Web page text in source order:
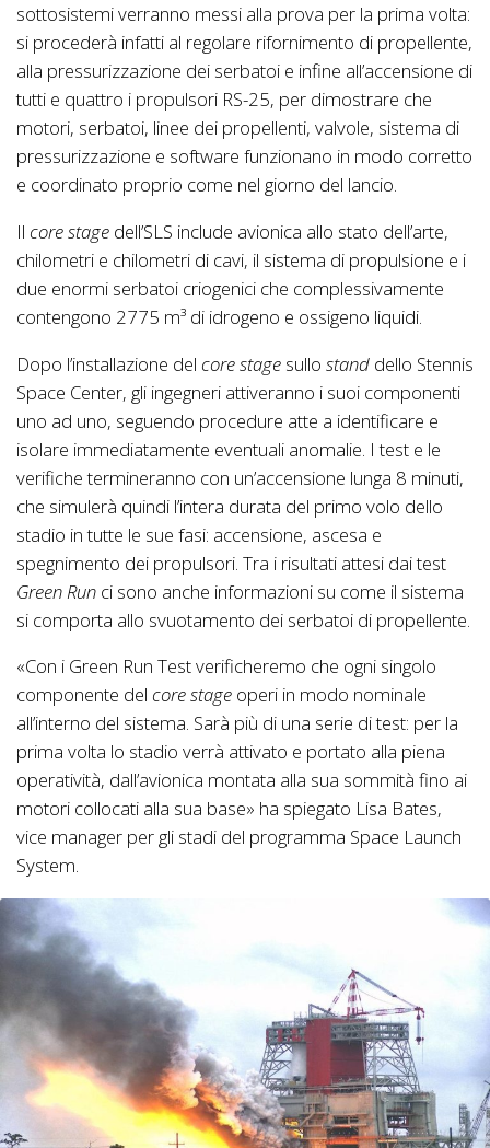
sottosistemi verranno messi alla prova per la prima volta:
si procederà infatti al regolare rifornimento di propellente,
alla pressurizzazione dei serbatoi e infine all’accensione di
tutti e quattro i propulsori RS-25, per dimostrare che
motori, serbatoi, linee dei propellenti, valvole, sistema di
pressurizzazione e software funzionano in modo corretto
e coordinato proprio come nel giorno del lancio.
Il core stage dell’SLS include avionica allo stato dell’arte,
chilometri e chilometri di cavi, il sistema di propulsione e i
due enormi serbatoi criogenici che complessivamente
contengono 2775 m³ di idrogeno e ossigeno liquidi.
Dopo l’installazione del core stage sullo stand dello Stennis
Space Center, gli ingegneri attiveranno i suoi componenti
uno ad uno, seguendo procedure atte a identificare e
isolare immediatamente eventuali anomalie. I test e le
verifiche termineranno con un’accensione lunga 8 minuti,
che simulerà quindi l’intera durata del primo volo dello
stadio in tutte le sue fasi: accensione, ascesa e
spegnimento dei propulsori. Tra i risultati attesi dai test
Green Run ci sono anche informazioni su come il sistema
si comporta allo svuotamento dei serbatoi di propellente.
«Con i Green Run Test verificheremo che ogni singolo
componente del core stage operi in modo nominale
all’interno del sistema. Sarà più di una serie di test: per la
prima volta lo stadio verrà attivato e portato alla piena
operatività, dall’avionica montata alla sua sommità fino ai
motori collocati alla sua base» ha spiegato Lisa Bates,
vice manager per gli stadi del programma Space Launch
System.